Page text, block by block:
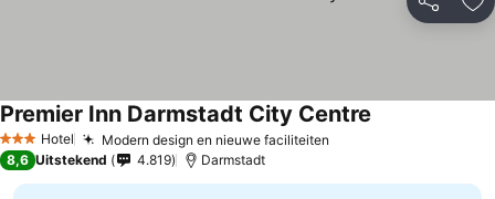
Delen
3 SterrenHotel Modern design en nieuwe faciliteiten
Premier Inn Darmstadt City Centre
8,6 Uitstekend 4.819 Darmstadt